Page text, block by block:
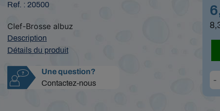
Ref. : 20500
Clef-Brosse albuz
Description
Détails du produit
Une question?
Contactez-nous
-